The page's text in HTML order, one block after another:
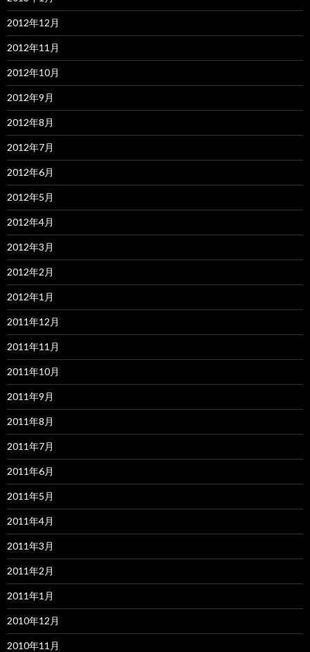
2012年12月
2012年11月
2012年10月
2012年9月
2012年8月
2012年7月
2012年6月
2012年5月
2012年4月
2012年3月
2012年2月
2012年1月
2011年12月
2011年11月
2011年10月
2011年9月
2011年8月
2011年7月
2011年6月
2011年5月
2011年4月
2011年3月
2011年2月
2011年1月
2010年12月
2010年11月